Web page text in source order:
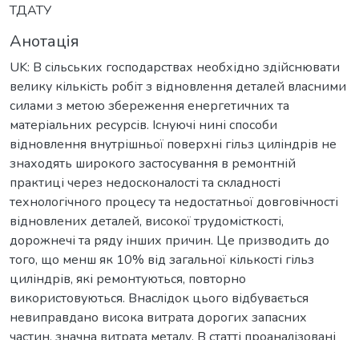
ТДАТУ
Анотація
UK: В сільських господарствах необхідно здійснювати
велику кількість робіт з відновлення деталей власними
силами з метою збереження енергетичних та
матеріальних ресурсів. Існуючі нині способи
відновлення внутрішньої поверхні гільз циліндрів не
знаходять широкого застосування в ремонтній
практиці через недосконалості та складності
технологічного процесу та недостатньої довговічності
відновлених деталей, високої трудомісткості,
дорожнечі та ряду інших причин. Це призводить до
того, що менш як 10% від загальної кількості гільз
циліндрів, які ремонтуються, повторно
використовуються. Внаслідок цього відбувається
невиправдано висока витрата дорогих запасних